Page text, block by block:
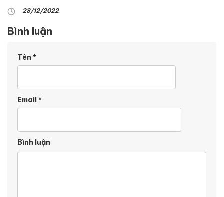
28/12/2022
Bình luận
Tên *
Email*
Bình luận